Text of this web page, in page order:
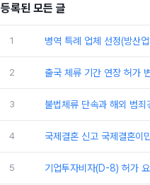
등록된 모든 글
1 병역 특례 업체 선정(방산
2 출국 체류 기간 연장 허가
3 불법체류 단속과 해외 범
4 국제결혼 신고 국제결혼이
5 기업투자비자(D-8) 허가